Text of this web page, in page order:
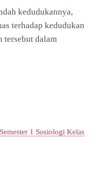
kedudukannya,
terhadap kedudukan
tersebut dalam
1 Sosiologi Kelas